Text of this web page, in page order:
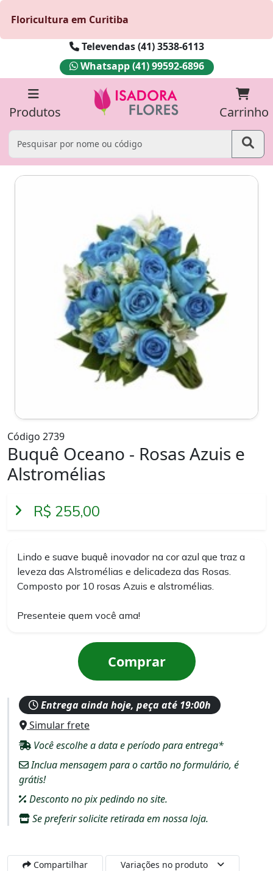
Floricultura em Curitiba
Televendas (41) 3538-6113
Whatsapp (41) 99592-6896
Produtos Carrinho
Código 2739
Buquê Oceano - Rosas Azuis e
Alstromélias
R$ 255,00
Lindo e suave buquê inovador na cor azul que traz a
leveza das Alstromélias e delicadeza das Rosas.
Composto por 10 rosas Azuis e alstromélias.
Presenteie quem você ama!
Comprar
Entrega ainda hoje, peça até 19:00h
Simular frete
Você escolhe a data e período para entrega*
Inclua mensagem para o cartão no formulário, é
grátis!
Desconto no pix pedindo no site.
Se preferir solicite retirada em nossa loja.
Compartilhar Variações no produto